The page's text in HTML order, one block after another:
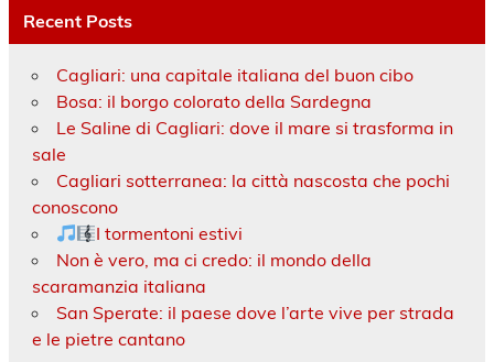
Recent Posts
Cagliari: una capitale italiana del buon cibo
Bosa: il borgo colorato della Sardegna
Le Saline di Cagliari: dove il mare si trasforma in
sale
Cagliari sotterranea: la città nascosta che pochi
conoscono
I tormentoni estivi
Non è vero, ma ci credo: il mondo della
scaramanzia italiana
San Sperate: il paese dove l’arte vive per strada
e le pietre cantano